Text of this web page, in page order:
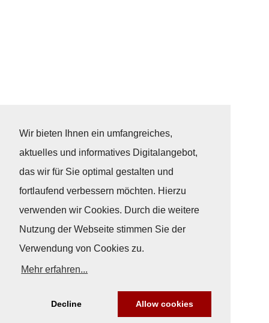
Wir bieten Ihnen ein umfangreiches,
aktuelles und informatives Digitalangebot,
das wir für Sie optimal gestalten und
fortlaufend verbessern möchten. Hierzu
verwenden wir Cookies. Durch die weitere
Nutzung der Webseite stimmen Sie der
Verwendung von Cookies zu.
Mehr erfahren...
Decline Allow cookies